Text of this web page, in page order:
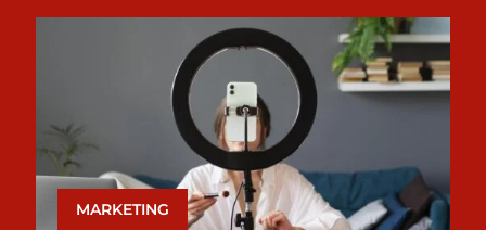
MARKETING